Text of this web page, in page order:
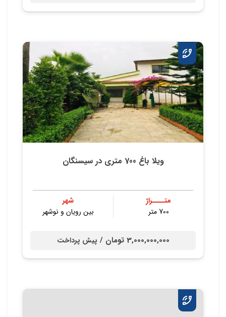
ویلا باغ 700 متری در سیسنگان
متــــراژ
700 متر
شهر
بین رویان و نوشهر
3,000,000,000 تومان / پیش پرداخت